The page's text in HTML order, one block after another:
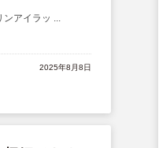
アイラッ ...
2025年8月8日